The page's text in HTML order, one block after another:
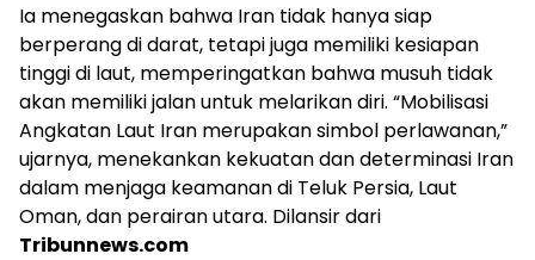
Ia menegaskan bahwa Iran tidak hanya siap
berperang di darat, tetapi juga memiliki kesiapan
tinggi di laut, memperingatkan bahwa musuh tidak
akan memiliki jalan untuk melarikan diri. “Mobilisasi
Angkatan Laut Iran merupakan simbol perlawanan,”
ujarnya, menekankan kekuatan dan determinasi Iran
dalam menjaga keamanan di Teluk Persia, Laut
Oman, dan perairan utara. Dilansir dari
Tribunnews.com